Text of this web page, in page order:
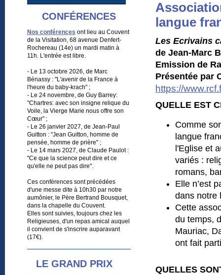
CONFÉRENCES
Nos conférences ont lieu au Couvent
de la Visitation, 68 avenue Denfert-
Rochereau (14e) un mardi matin à
11h. L'entrée est libre.
- Le 13 octobre 2026, de Marc
Bénassy : "L'avenir de la France à
l'heure du baby-krach" ;
- Le 24 novembre, de Guy Barrey:
"Chartres: avec son insigne relique du
Voile, la Vierge Marie nous offre son
Cœur" ;
- Le 26 janvier 2027, de Jean-Paul
Guitton : "Jean Guitton, homme de
pensée, homme de prière" ;
- Le 14 mars 2027, de Claude Paulot :
"Ce que la science peut dire et ce
qu'elle ne peut pas dire".
Ces conférences sont précédées
d'une messe dite à 10h30 par notre
aumônier, le Père Bertrand Bousquet,
dans la chapelle du Couvent.
Elles sont suivies, toujours chez les
Religieuses, d'un repas amical auquel
il convient de s'inscrire auparavant
(17€).
LE GRAND PRIX
langue
Les Ecrivains
de Jean-Marc
Emission de
Présentée par
https://
QUELLE EST
Comme
langue
l'Eglise et
variés :
romans,
Elle n’est
dans notre
Cette
du temps,
Mauriac,
ont fait
QUELLES